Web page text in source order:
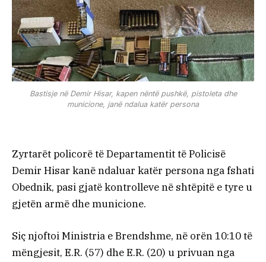
Bastisje në Demir Hisar, kapen nëntë pushkë, pistoleta dhe
municione, janë ndalua katër persona
Zyrtarët policorë të Departamentit të Policisë
Demir Hisar kanë ndaluar katër persona nga fshati
Obednik, pasi gjatë kontrolleve në shtëpitë e tyre u
gjetën armë dhe municione.
Siç njoftoi Ministria e Brendshme, në orën 10:10 të
mëngjesit, E.R. (57) dhe E.R. (20) u privuan nga